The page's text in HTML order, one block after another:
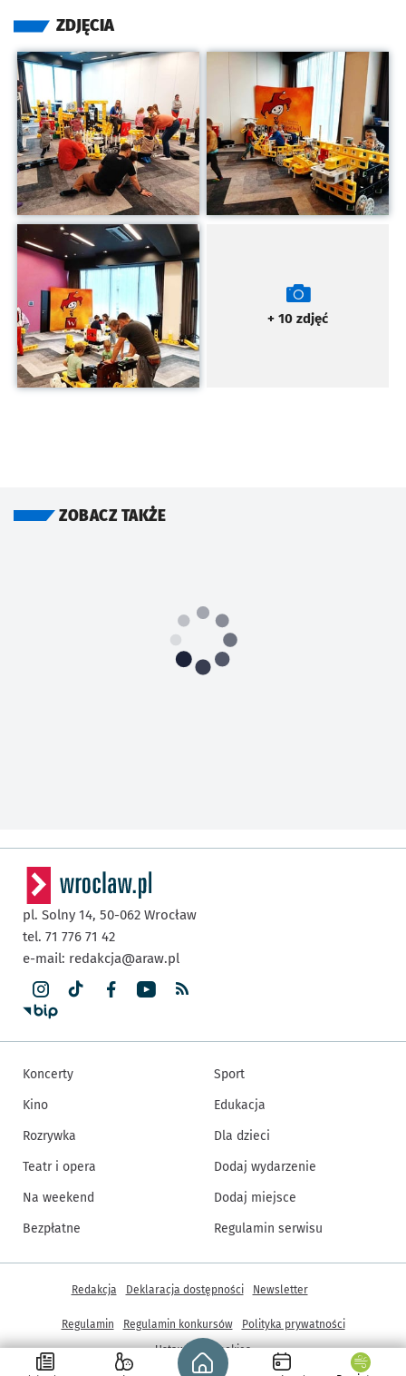
ZDJĘCIA
Kliknij, aby powiększyć Kliknij, aby powiększyć
Kliknij, aby powiększyć
+ 10 zdjęć
ZOBACZ TAKŻE
Strona główna - wroclaw.pl
pl. Solny 14, 50-062 Wrocław
tel. 71 776 71 42
e-mail: redakcja@araw.pl
Koncerty
Kino
Rozrywka
Teatr i opera
Na weekend
Bezpłatne
Sport
Edukacja
Dla dzieci
Dodaj wydarzenie
Dodaj miejsce
Regulamin serwisu
Inne informacje
Redakcja Deklaracja dostępności Newsletter
Regulamin Regulamin konkursów
Polityka prywatności
Ustawienia cookies